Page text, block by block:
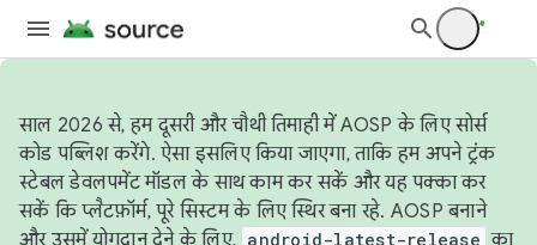
साल 2026 से, हम दूसरी और चौथी तिमाही में AOSP के लिए सोर्स
कोड पब्लिश करेंगे. ऐसा इसलिए किया जाएगा, ताकि हम अपने ट्रंक
स्टेबल डेवलपमेंट मॉडल के साथ काम कर सकें और यह पक्का कर
सकें कि प्लैटफ़ॉर्म, पूरे सिस्टम के लिए स्थिर बना रहे. AOSP बनाने
और उसमें योगदान देने के लिए, android-latest-release का